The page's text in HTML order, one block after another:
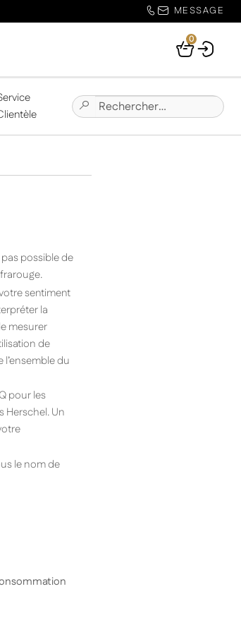
MESSAGE
Your
0
Submit
Chercher:
possible de
sentiment
la
mesurer
de
du
pour les
Herschel. Un
le nom de